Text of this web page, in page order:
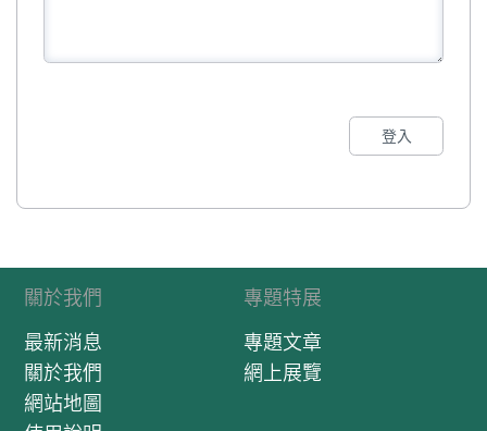
登入
關於我們
最新消息
關於我們
網站地圖
專題特展
專題文章
網上展覽